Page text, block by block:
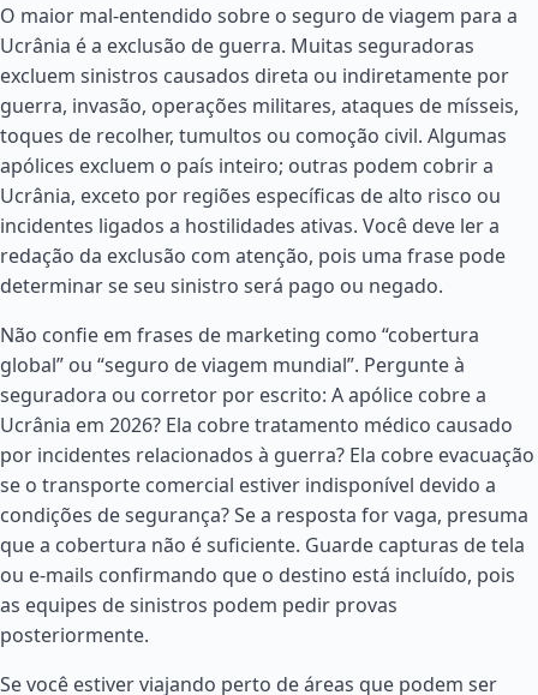
O maior mal-entendido sobre o seguro de viagem para a
Ucrânia é a exclusão de guerra. Muitas seguradoras
excluem sinistros causados direta ou indiretamente por
guerra, invasão, operações militares, ataques de mísseis,
toques de recolher, tumultos ou comoção civil. Algumas
apólices excluem o país inteiro; outras podem cobrir a
Ucrânia, exceto por regiões específicas de alto risco ou
incidentes ligados a hostilidades ativas. Você deve ler a
redação da exclusão com atenção, pois uma frase pode
determinar se seu sinistro será pago ou negado.
Não confie em frases de marketing como “cobertura
global” ou “seguro de viagem mundial”. Pergunte à
seguradora ou corretor por escrito: A apólice cobre a
Ucrânia em 2026? Ela cobre tratamento médico causado
por incidentes relacionados à guerra? Ela cobre evacuação
se o transporte comercial estiver indisponível devido a
condições de segurança? Se a resposta for vaga, presuma
que a cobertura não é suficiente. Guarde capturas de tela
ou e-mails confirmando que o destino está incluído, pois
as equipes de sinistros podem pedir provas
posteriormente.
Se você estiver viajando perto de áreas que podem ser